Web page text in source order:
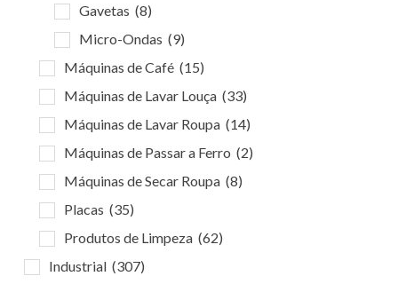
Gavetas (8)
Micro-Ondas (9)
Máquinas de Café (15)
Máquinas de Lavar Louça (33)
Máquinas de Lavar Roupa (14)
Máquinas de Passar a Ferro (2)
Máquinas de Secar Roupa (8)
Placas (35)
Produtos de Limpeza (62)
Industrial (307)